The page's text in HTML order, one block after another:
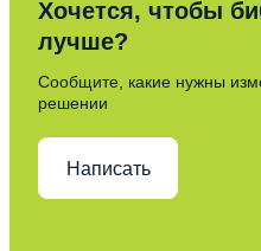
Хочется, чтобы
лучше?
Сообщите, какие нужны
решении
Написать